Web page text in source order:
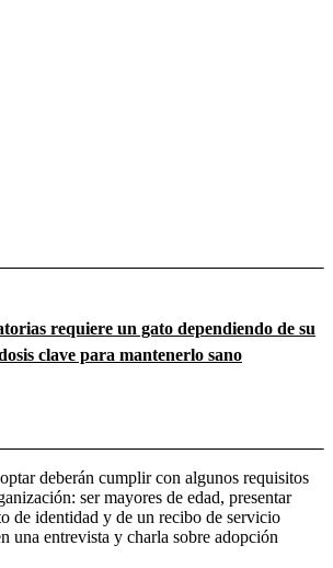
requiere un gato dependiendo de su
clave para mantenerlo sano
deberán cumplir con algunos requisitos
ser mayores de edad, presentar
de identidad y de un recibo de servicio
una entrevista y charla sobre adopción